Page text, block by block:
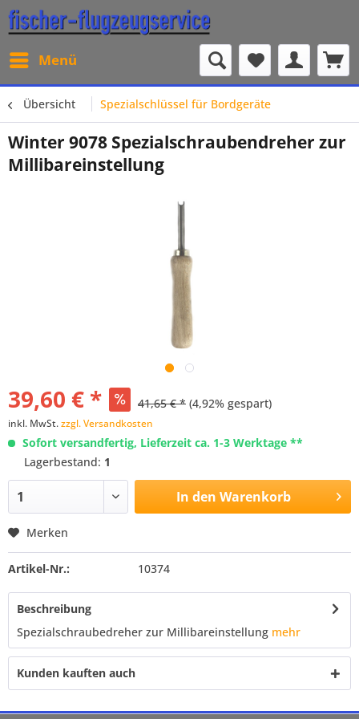
Menü
Übersicht Spezialschlüssel für Bordgeräte
Winter 9078 Spezialschraubendreher zur
Millibareinstellung
39,60 € * 41,65 € * (4,92% gespart)
inkl. MwSt.zzgl. Versandkosten
Sofort versandfertig, Lieferzeit ca. 1-3 Werktage **
Lagerbestand: 1
In den Warenkorb
Merken
Artikel-Nr.: 10374
Beschreibung
Spezialschraubedreher zur Millibareinstellung mehr
Kunden kauften auch